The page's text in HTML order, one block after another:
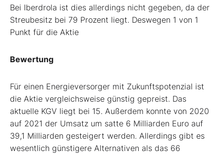
Bei Iberdrola ist dies allerdings nicht gegeben, da der
Streubesitz bei 79 Prozent liegt. Deswegen 1 von 1
Punkt für die Aktie
Bewertung
Für einen Energieversorger mit Zukunftspotenzial ist
die Aktie vergleichsweise günstig gepreist. Das
aktuelle KGV liegt bei 15. Außerdem konnte von 2020
auf 2021 der Umsatz um satte 6 Milliarden Euro auf
39,1 Milliarden gesteigert werden. Allerdings gibt es
wesentlich günstigere Alternativen als das 66